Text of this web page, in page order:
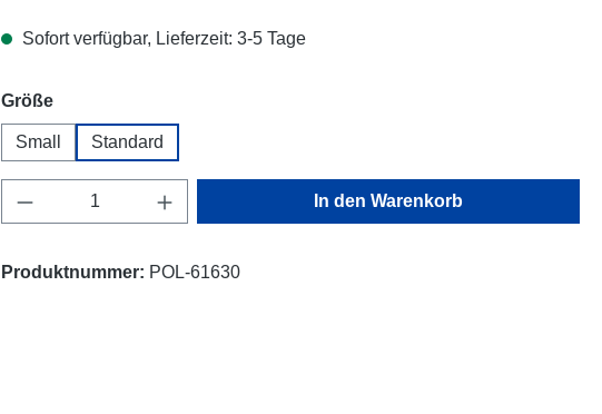
Sofort verfügbar, Lieferzeit: 3-5 Tage
Größeauswählen
Small Standard
Produkt Anzahl: Gib den gewünschten Wert ein
In den Warenkorb
Produktnummer: POL-61630